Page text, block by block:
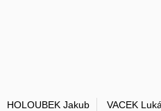
HOLOUBEK Jakub VACEK